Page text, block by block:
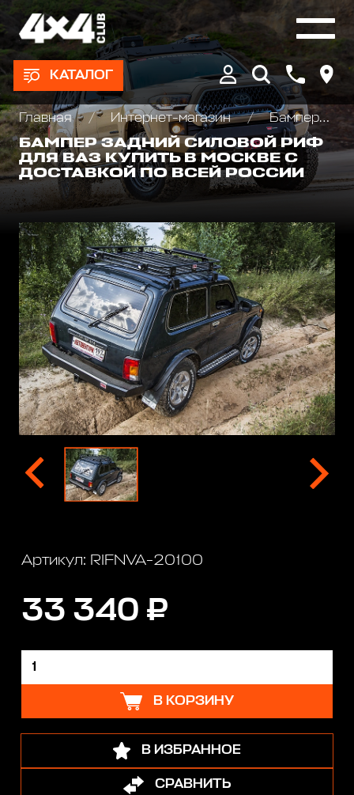
КАТАЛОГ
Главная Интернет-магазин
Бамперы и пороги силовые, площадки под лебедку
БАМПЕР ЗАДНИЙ СИЛОВОЙ РИФ
ДЛЯ ВАЗ КУПИТЬ В МОСКВЕ С
ДОСТАВКОЙ ПО ВСЕЙ РОССИИ
Артикул: RIFNVA-20100
33 340 ₽
В КОРЗИНУ
В ИЗБРАННОЕ
СРАВНИТЬ